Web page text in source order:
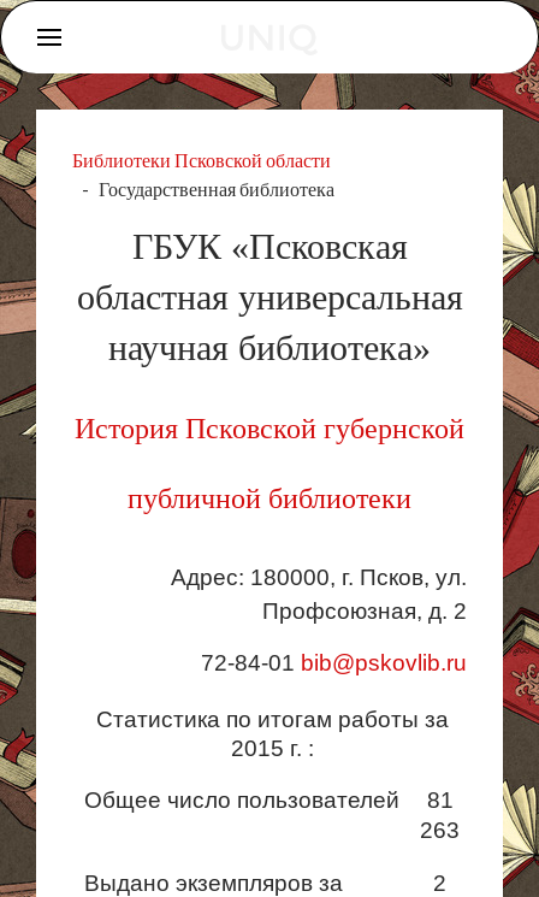
Библиотеки Псковской области
Государственная библиотека
ГБУК «Псковская
областная универсальная
научная библиотека»
История Псковской губернской
публичной библиотеки
Адрес: 180000, г. Псков, ул.
Профсоюзная, д. 2
72-84-01 bib@pskovlib.ru
Статистика по итогам работы за
2015 г. :
Общее число пользователей
81
263
Выдано экземпляров за
2